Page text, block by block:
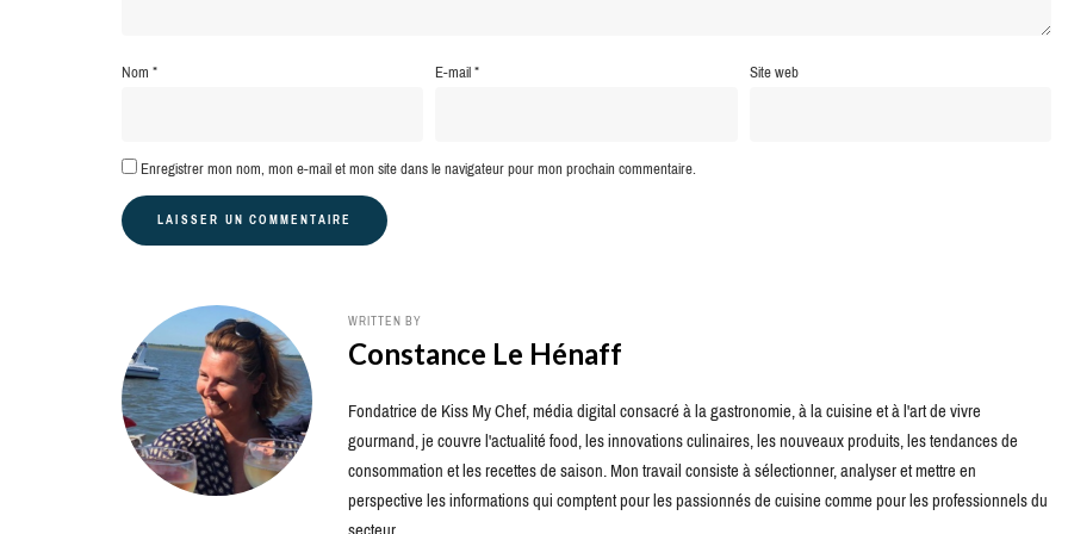
Nom* E-mail* Site web
Enregistrer mon nom, mon e-mail et mon site dans le navigateur pour mon prochain commentaire.
WRITTEN BY
Constance Le Hénaff
Fondatrice de Kiss My Chef, média digital consacré à la gastronomie, à la cuisine et à l'art de vivre
gourmand, je couvre l'actualité food, les innovations culinaires, les nouveaux produits, les tendances de
consommation et les recettes de saison. Mon travail consiste à sélectionner, analyser et mettre en
perspective les informations qui comptent pour les passionnés de cuisine comme pour les professionnels du